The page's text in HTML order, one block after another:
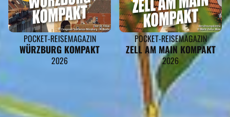
POCKET-REISEMAGAZIN
WÜRZBURG KOMPAKT
2026
POCKET-REISEMAGAZIN
ZELL AM MAIN KOMPAKT
2026